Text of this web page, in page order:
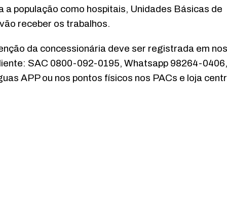
população como hospitais, Unidades Básicas de
receber os trabalhos.
da concessionária deve ser registrada em
SAC 0800-092-0195, Whatsapp 98264-0406,
APP ou nos pontos físicos nos PACs e loja